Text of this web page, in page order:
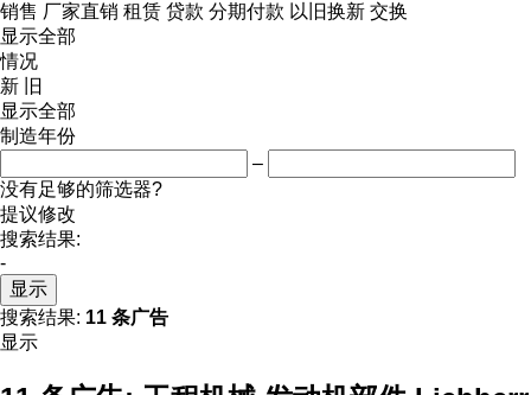
销售 厂家直销 租赁 贷款 分期付款 以旧换新 交换
显示全部
情况
新
旧
显示全部
制造年份
–
没有足够的筛选器?
提议修改
搜索结果:
-
显示
搜索结果: 11 条广告
显示